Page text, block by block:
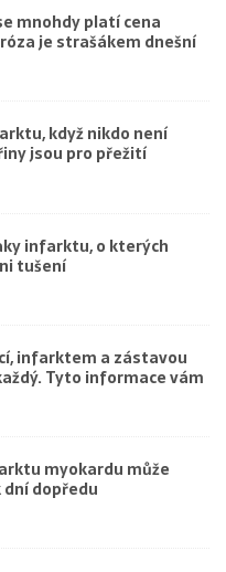
mnohdy platí cena
je strašákem dnešní
když nikdo není
jsou pro přežití
infarktu, o kterých
tušení
infarktem a zástavou
Tyto informace vám
myokardu může
dopředu